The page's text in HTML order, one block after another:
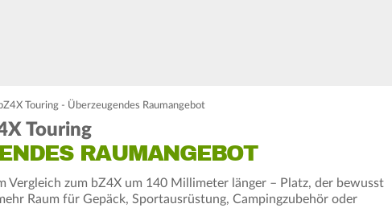
Touring - Überzeugendes Raumangebot
Touring
RAUMANGEBOT
Vergleich zum bZ4X um 140 Millimeter länger – Platz, der bewusst
Raum für Gepäck, Sportausrüstung, Campingzubehör oder